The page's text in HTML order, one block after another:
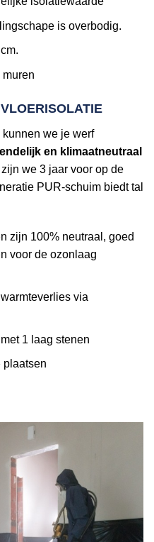
is overbodig.
we je werf
en klimaatneutraal
we 3 jaar voor op de
PUR-schuim biedt tal
zijn 100% neutraal, goed
voor de ozonlaag
via
1 laag stenen
plaatsen